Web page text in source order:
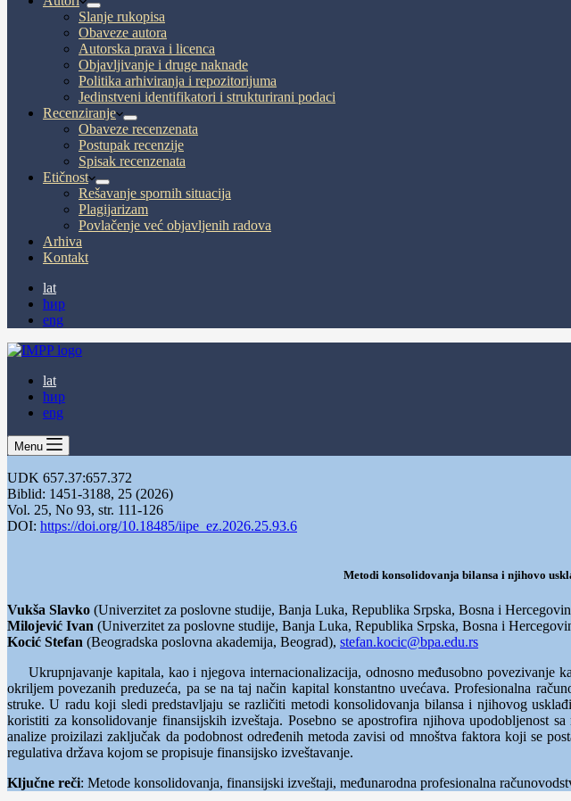
Slanje rukopisa
Obaveze autora
Autorska prava i licenca
Objavljivanje i druge naknade
Politika arhiviranja i repozitorijuma
Jedinstveni identifikatori i strukturirani podaci
Recenziranje
Obaveze recenzenata
Postupak recenzije
Spisak recenzenata
Etičnost
Rešavanje spornih situacija
Plagijarizam
Povlačenje već objavljenih radova
Arhiva
Kontakt
lat
ћир
eng
lat
ћир
eng
Menu
UDK 657.37:657.372
Biblid: 1451‑3188, 25 (2026)
Vol. 25, No 93, str. 111-126
DOI: https://doi.org/10.18485/iipe_ez.2026.25.93.6
Metodi konsolidovanja bilansa i njihovo
Vukša Slavko (Univerzitet za poslovne studije, Banja Luka, Republika Srpska, Bosna i
Milojević Ivan (Univerzitet za poslovne studije, Banja Luka, Republika Srpska, Bosna i
Kocić Stefan (Beogradska poslovna akademija, Beograd), stefan.kocic@bpa.edu.rs
Ukrupnjavanje kapitala, kao i njegova internacionalizacija, odnosno međusobno povezivanje
okriljem povezanih preduzeća, pa se na taj način kapital konstantno uvećava. Profesionalna
struke. U radu koji sledi predstavljaju se različiti metodi konsolidovanja bilansa i njihovog
koristiti za konsolidovanje finansijskih izveštaja. Posebno se apostrofira njihova upodobljenost
analize proizilazi zaključak da podobnost određenih metoda zavisi od mnoštva faktora koji se
regulativa država kojom se propisuje finansijsko izveštavanje.
Ključne reči: Metode konsolidovanja, finansijski izveštaji, međunarodna profesionalna